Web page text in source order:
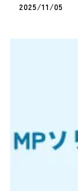
2025/11/05